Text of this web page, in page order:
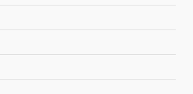
a policías en Yuriria
de julio de 2026